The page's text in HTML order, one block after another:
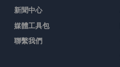
新聞中心
媒體工具包
聯繫我們